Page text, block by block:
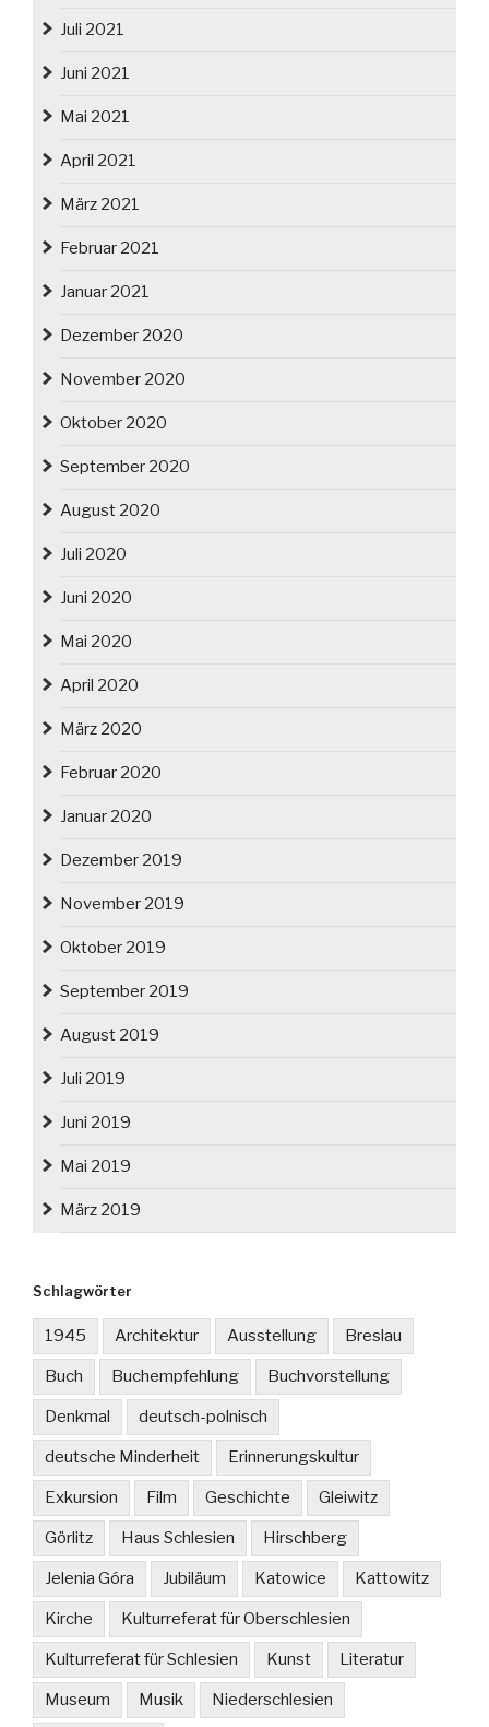
Juli 2021
Juni 2021
Mai 2021
April 2021
März 2021
Februar 2021
Januar 2021
Dezember 2020
November 2020
Oktober 2020
September 2020
August 2020
Juli 2020
Juni 2020
Mai 2020
April 2020
März 2020
Februar 2020
Januar 2020
Dezember 2019
November 2019
Oktober 2019
September 2019
August 2019
Juli 2019
Juni 2019
Mai 2019
März 2019
Schlagwörter
1945 Architektur Ausstellung Breslau
Buch Buchempfehlung Buchvorstellung
Denkmal deutsch-polnisch
deutsche Minderheit Erinnerungskultur
Exkursion Film Geschichte Gleiwitz
Görlitz Haus Schlesien Hirschberg
Jelenia Góra Jubiläum Katowice Kattowitz
Kirche Kulturreferat für Oberschlesien
Kulturreferat für Schlesien Kunst Literatur
Museum Musik Niederschlesien